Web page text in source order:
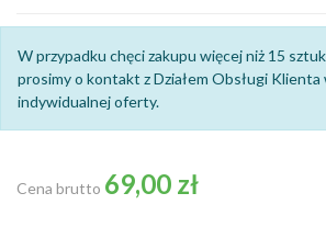
W przypadku chęci zakupu więcej niż 15
prosimy o kontakt z Działem Obsługi
indywidualnej oferty.
Cena brutto 69,00 zł